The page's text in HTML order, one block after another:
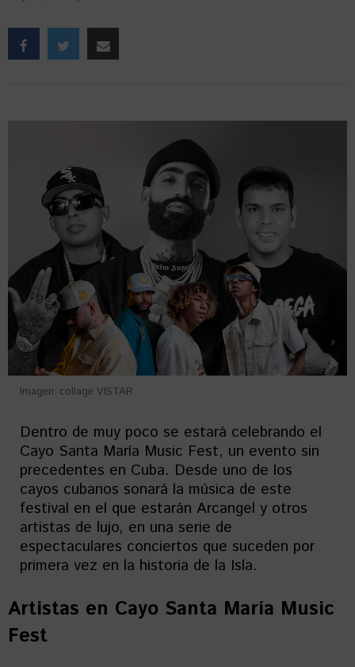
Imagen: collage VISTAR.
Dentro de muy poco se estará celebrando el
Cayo Santa María Music Fest, un evento sin
precedentes en Cuba. Desde uno de los
cayos cubanos sonará la música de este
festival en el que estarán Arcangel y otros
artistas de lujo, en una serie de
espectaculares conciertos que suceden por
primera vez en la historia de la Isla.
Artistas en Cayo Santa María Music
Fest